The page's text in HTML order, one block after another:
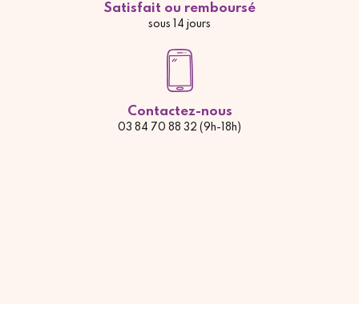
Satisfait ou remboursé
sous 14 jours
Contactez-nous
03 84 70 88 32 (9h-18h)